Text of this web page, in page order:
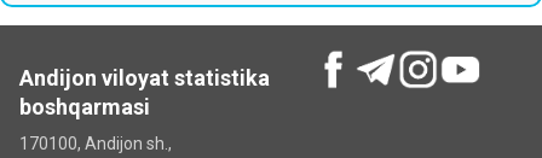
Andijon viloyat statistika
boshqarmasi
170100, Andijon sh.,